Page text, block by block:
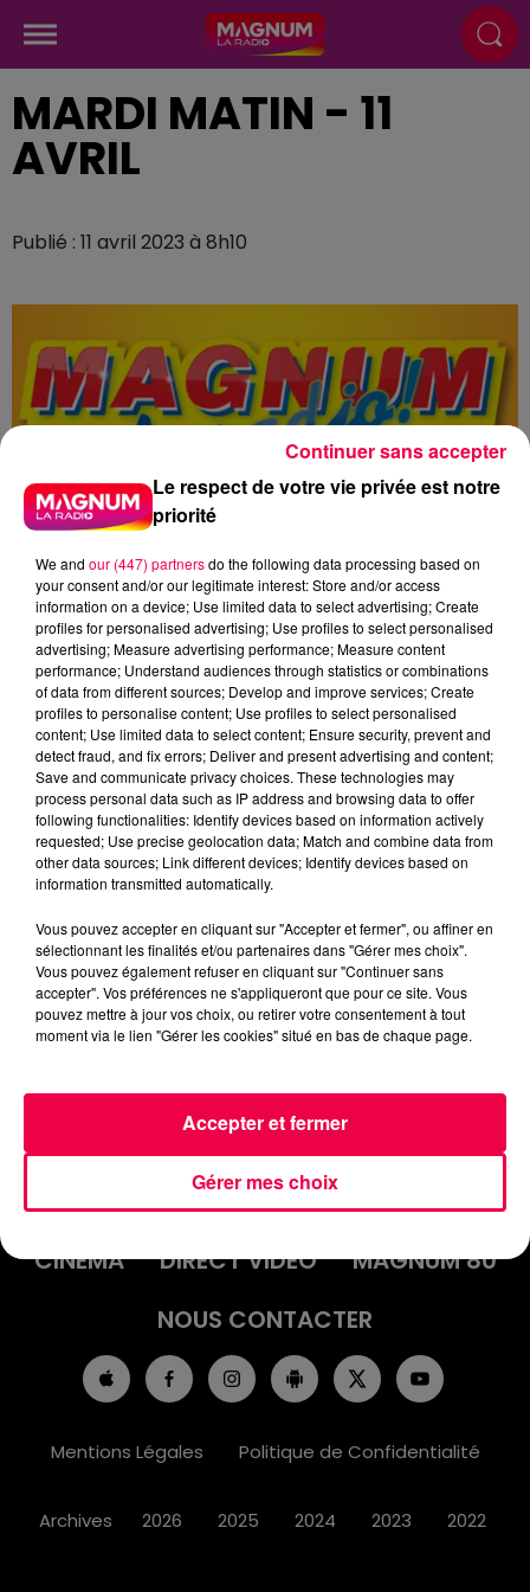
MARDI MATIN - 11
AVRIL
Publié : 11 avril 2023 à 8h10
Flash infos
Crédit :Flash infos
INFOS
AGENDA
JEUX
PODCASTS
CINÉMA
DIRECT VIDÉO
MAGNUM 80
NOUS CONTACTER
Mentions Légales Politique de Confidentialité
Archives 2026 2025 2024 2023 2022
Le respect de votre vie privée est notre
priorité
We and our (447) partnersdo the following data processing based on
your consent and/or our legitimate interest: Store and/or access
information on a device; Use limited data to select advertising; Create
profiles for personalised advertising; Use profiles to select personalised
advertising; Measure advertising performance; Measure content
performance; Understand audiences through statistics or combinations
of data from different sources; Develop and improve services; Create
profiles to personalise content; Use profiles to select personalised
content; Use limited data to select content; Ensure security, prevent and
detect fraud, and fix errors; Deliver and present advertising and content;
Save and communicate privacy choices. These technologies may
process personal data such as IP address and browsing data to offer
following functionalities: Identify devices based on information actively
requested; Use precise geolocation data; Match and combine data from
other data sources; Link different devices; Identify devices based on
information transmitted automatically.
Vous pouvez accepter en cliquant sur "Accepter et fermer", ou affiner en
sélectionnant les finalités et/ou partenaires dans "Gérer mes choix".
Vous pouvez également refuser en cliquant sur "Continuer sans
accepter". Vos préférences ne s'appliqueront que pour ce site. Vous
pouvez mettre à jour vos choix, ou retirer votre consentement à tout
moment via le lien "Gérer les cookies" situé en bas de chaque page.
Gérer mes choix
Accepter et fermer
Continuer sans accepter